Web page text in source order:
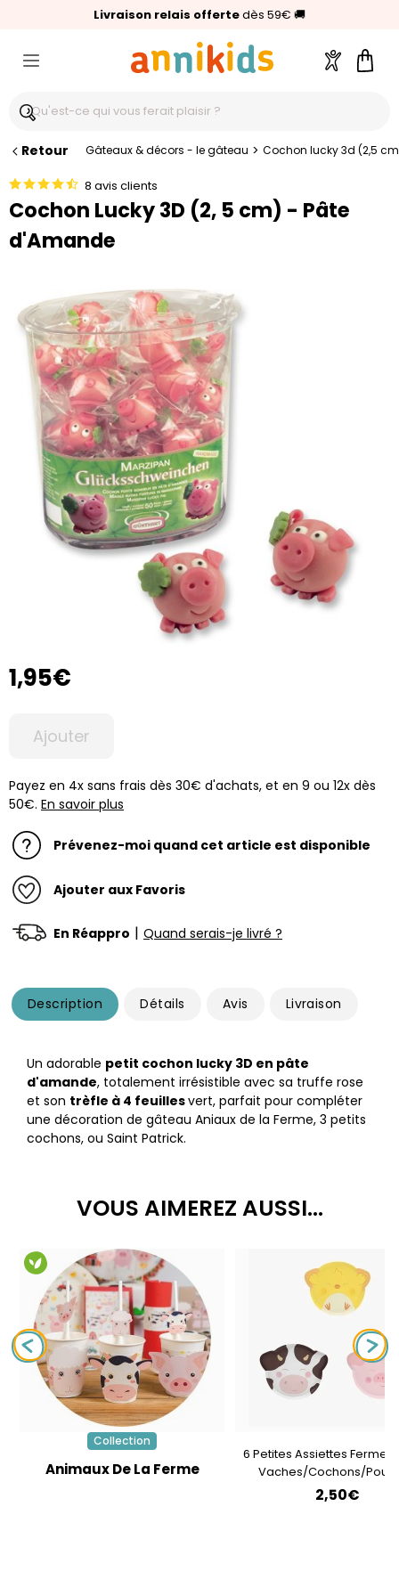
Livraison relais offertedès 59€ 🚚
🥇Palmarès Capital 2025 :Annikids N°1
⭐⭐⭐⭐⭐4,6/5(24 000 avis clients)
Compte
Retour Gâteaux & décors - le gâteau > Cochon lucky 3d (2,5
8 avis clients
Cochon Lucky 3D (2, 5 cm) - Pâte
d'Amande
1,95€
Ajouter
Payez en 4x sans frais dès 30€ d'achats, et en 9 ou 12x dès
50€. En savoir plus
Prévenez-moi quand cet article est disponible
Ajouter aux Favoris
En Réappro | Quand serais-je livré ?
Description Détails Avis Livraison
Un adorable petit cochon lucky 3D en pâte
d'amande, totalement irrésistible avec sa truffe rose
et son trèfle à 4 feuillesvert, parfait pour compléter
une décoration de gâteau Aniaux de la Ferme, 3 petits
cochons, ou Saint Patrick.
VOUS AIMEREZ AUSSI...
Collection
Animaux De La Ferme
6 Petites Assiettes Ferme
Vaches/Cochons/
2,50€